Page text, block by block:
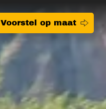
Voorstel op maat